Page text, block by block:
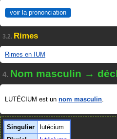
voir la prononciation
3.2. Rimes
Rimes en IUM
4. Nom masculin →
LUTÉCIUM est un nom masculin.
Singulier
lutécium